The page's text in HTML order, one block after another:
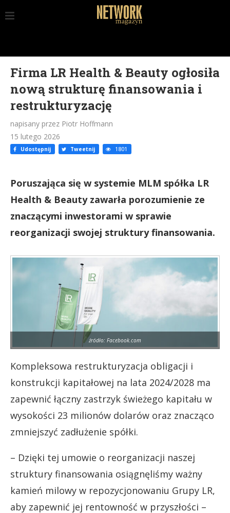
Firma LR Health & Beauty ogłosiła
nową strukturę finansowania i
restrukturyzację
napisany przez Piotr Hoffmann
15 lutego 2026
Udostępnij Tweetnij 1801
Poruszająca się w systemie MLM spółka LR
Health & Beauty zawarła porozumienie ze
znaczącymi inwestorami w sprawie
reorganizacji swojej struktury finansowania.
źródło: Facebook.com
Kompleksowa restrukturyzacja obligacji i
konstrukcji kapitałowej na lata 2024/2028 ma
zapewnić łączny zastrzyk świeżego kapitału w
wysokości 23 milionów dolarów oraz znacząco
zmniejszyć zadłużenie spółki.
– Dzięki tej umowie o reorganizacji naszej
struktury finansowania osiągnęliśmy ważny
kamień milowy w repozycjonowaniu Grupy LR,
aby zapewnić jej rentowność w przyszłości –